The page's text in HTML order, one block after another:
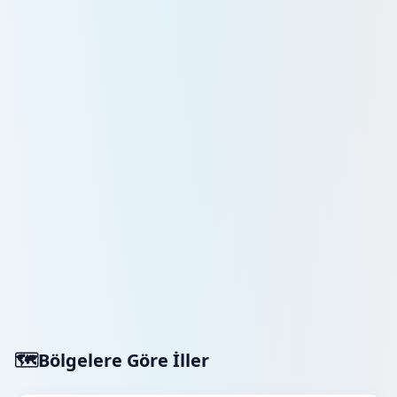
🗺️Bölgelere Göre İller